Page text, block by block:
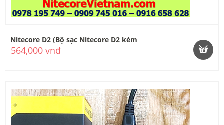
Nitecore D2 (Bộ sạc Nitecore D2 kèm
564,000 vnđ